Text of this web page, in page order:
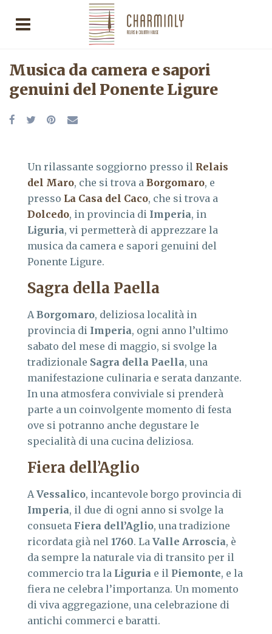
Musica da camera e sapori
genuini del Ponente Ligure
Un rilassante soggiorno presso il Relais
del Maro, che si trova a Borgomaro, e
presso La Casa del Caco, che si trova a
Dolcedo, in provincia di Imperia, in
Liguria, vi permetterà di apprezzare la
musica da camera e sapori genuini del
Ponente Ligure.
Sagra della Paella
ABorgomaro, deliziosa località in
provincia di Imperia, ogni anno l’ultimo
sabato del mese di maggio, si svolge la
tradizionale Sagra della Paella, una
manifestazione culinaria e serata danzante.
In una atmosfera conviviale si prenderà
parte a un coinvolgente momento di festa
ove si potranno anche degustare le
specialità di una cucina deliziosa.
Fiera dell’Aglio
AVessalico, incantevole borgo provincia di
Imperia, il due di ogni anno si svolge la
consueta Fiera dell’Aglio, una tradizione
ricordata già nel 1760. La Valle Arroscia, è
da sempre la naturale via di transito per il
commercio tra la Liguria e il Piemonte, e la
fiera ne celebra l’importanza. Un momento
di viva aggregazione, una celebrazione di
antichi commerci e baratti.